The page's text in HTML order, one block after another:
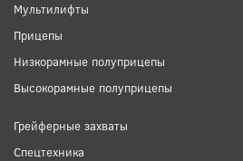
Мультилифты
Прицепы
Низкорамные полуприцепы
Высокорамные полуприцепы
Грейферные захваты
Спецтехника